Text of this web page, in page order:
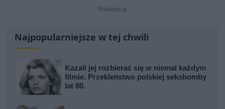
Najpopularniejsze w tej chwili
Kazali jej rozbierać się w niemal każdym
filmie. Przekleństwo polskiej seksbomby
lat 80.